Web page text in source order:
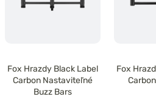
Fox Hrazdy Black Label
Carbon Nastaviteľné
Buzz Bars
Fox